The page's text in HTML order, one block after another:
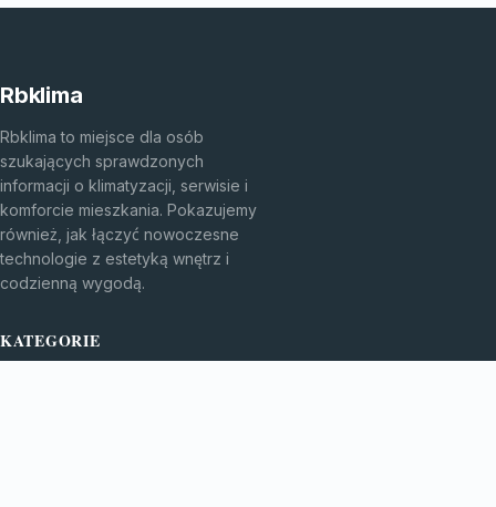
Rbklima
Rbklima to miejsce dla osób
szukających sprawdzonych
informacji o klimatyzacji, serwisie i
komforcie mieszkania. Pokazujemy
również, jak łączyć nowoczesne
technologie z estetyką wnętrz i
codzienną wygodą.
KATEGORIE